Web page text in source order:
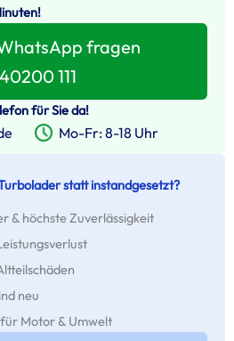
fragen
111
für Sie da!
Mo-Fr: 8-18 Uhr
statt instandgesetzt?
& höchste Zuverlässigkeit
neu
Motor & Umwelt